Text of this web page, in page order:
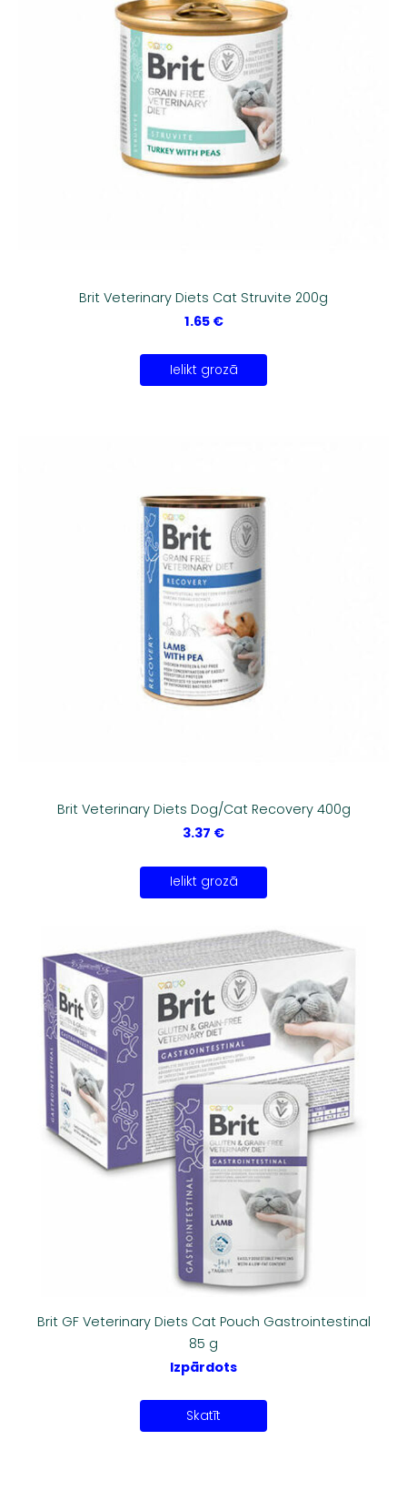
Brit Veterinary Diets Cat Struvite 200g
1.65 €
Ielikt grozā
Brit Veterinary Diets Dog/Cat Recovery 400g
3.37 €
Ielikt grozā
Brit GF Veterinary Diets Cat Pouch Gastrointestinal
85 g
Izpārdots
Skatīt